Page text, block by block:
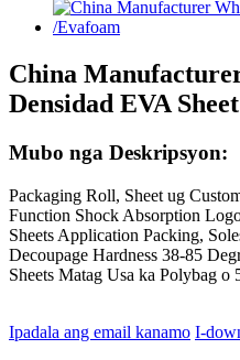
China
Densidad EVA
Mubo nga Deskripsyon:
Packaging Roll, Sheet ug
Function Shock Absorption
Sheets Application Packing,
Decoupage Hardness 38-85
Sheets Matag Usa ka Polybag
Ipadala ang email kanamo I-